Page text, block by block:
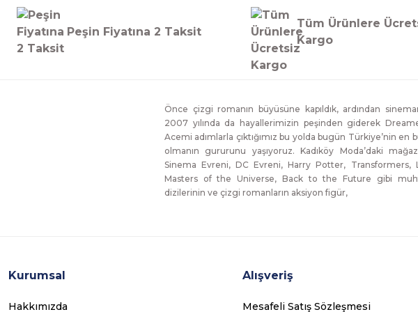
Peşin Fiyatına 2 Taksit
Tüm Ürünlere
Kargo
Önce çizgi romanın büyüsüne kapıldık, ardından
2007 yılında da hayallerimizin peşinden giderek
Acemi adımlarla çıktığımız bu yolda bugün Türkiye’nin en
olmanın gururunu yaşıyoruz. Kadıköy Moda’daki
Sinema Evreni, DC Evreni, Harry Potter,
Masters of the Universe, Back to the Future gibi
dizilerinin ve çizgi romanların aksiyon figür,
Kurumsal
Hakkımızda
Alışveriş
Mesafeli Satış Sözleşmesi